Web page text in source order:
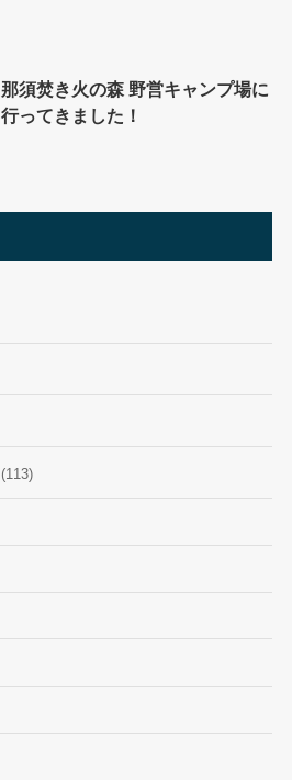
那須焚き火の森 野営キャンプ場に
行ってきました！
(113)